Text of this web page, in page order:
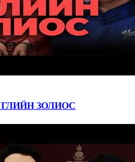
ЗОЛИОС